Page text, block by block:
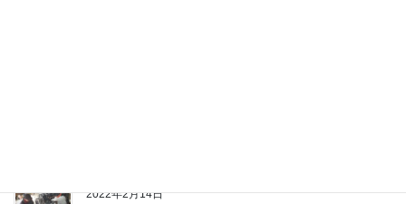
2022年2月14日